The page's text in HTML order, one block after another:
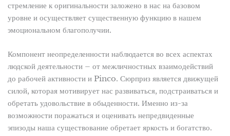
стремление к оригинальности заложено в нас на базовом
уровне и осуществляет существенную функцию в нашем
эмоциональном благополучии.
Компонент неопределенности наблюдается во всех аспектах
людской деятельности – от межличностных взаимодействий
до рабочей активности и Pinco. Сюрприз является движущей
силой, которая мотивирует нас развиваться, подстраиваться и
обретать удовольствие в обыденности. Именно из-за
возможности поражаться и оценивать непредвиденные
эпизоды наша существование обретает яркость и богатство.